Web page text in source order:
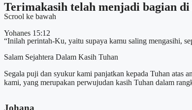
Terimakasih telah menjadi bagian
Scrool ke bawah
Yohanes 15:12
“Inilah perintah-Ku, yaitu supaya kamu saling mengasihi,
Salam Sejahtera Dalam Kasih Tuhan
Segala puji dan syukur kami panjatkan kepada Tuhan atas
kami, yang merupakan perwujudan kasih Tuhan dalam
Johana